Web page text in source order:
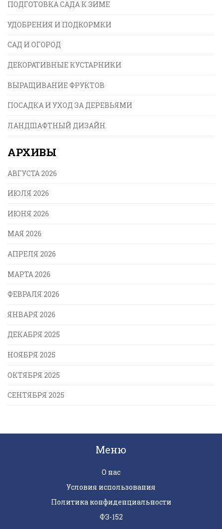
ПОДГОТОВКА САДА К ЗИМЕ
УДОБРЕНИЯ И ПОДКОРМКИ
САД И ОГОРОД
ДЕКОРАТИВНЫЕ КУСТАРНИКИ
ВЫРАЩИВАНИЕ ФРУКТОВ
ПОСАДКА И УХОД ЗА ДЕРЕВЬЯМИ
ЛАНДШАФТНЫЙ ДИЗАЙН
АРХИВЫ
АВГУСТА 2026
ИЮЛЯ 2026
ИЮНЯ 2026
МАЯ 2026
АПРЕЛЯ 2026
МАРТА 2026
ФЕВРАЛЯ 2026
ЯНВАРЯ 2026
ДЕКАБРЯ 2025
НОЯБРЯ 2025
ОКТЯБРЯ 2025
СЕНТЯБРЯ 2025
Меню
О нас
Условия использования
Политика конфиденциальности
ФЗ-152